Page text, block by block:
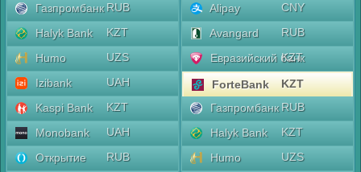
Газпромбанк RUB
Halyk Bank
KZT
Humo
UZS
Izibank
UAH
Kaspi Bank
KZT
Monobank
UAH
Открытие
RUB
Alipay
CNY
Avangard
RUB
Евразийский банк
KZT
ForteBank
KZT
Газпромбанк RUB
Halyk Bank
KZT
Humo
UZS